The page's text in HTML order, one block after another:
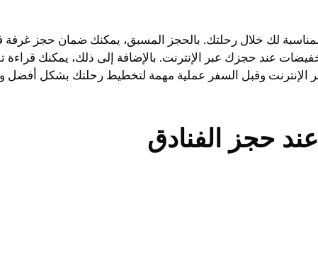
لك خلال رحلتك. بالحجز المسبق، يمكنك ضمان حجز
عند حجزك عبر الإنترنت. بالإضافة إلى ذلك، يمكنك قراءة
الإنترنت وقبل السفر عملية مهمة لتخطيط رحلتك بشكل
حجز الفنادق